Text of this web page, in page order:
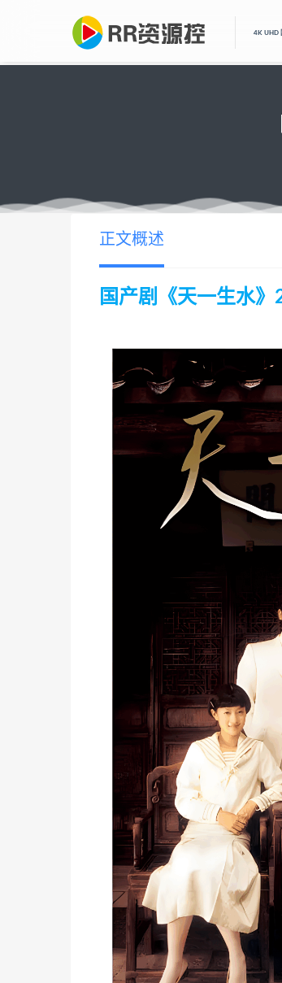
4K UHD
正文概述
国产剧《天一生水